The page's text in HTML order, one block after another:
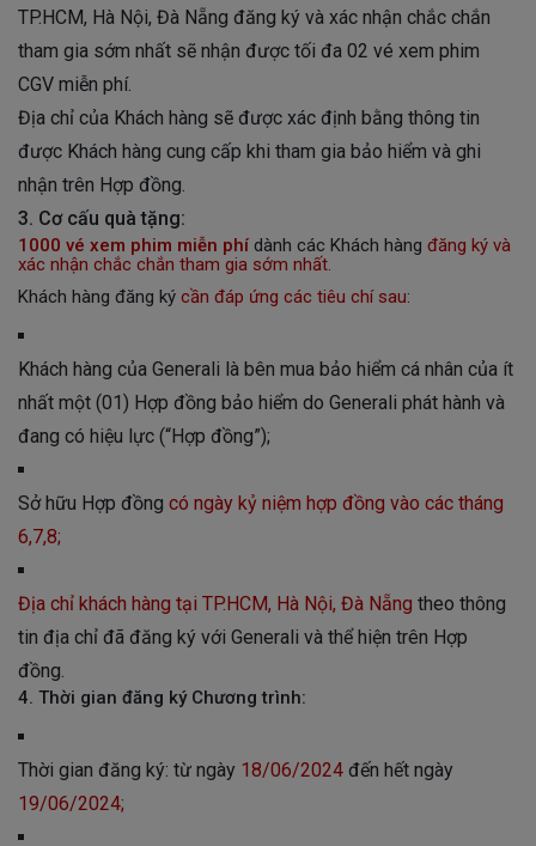
TP.HCM, Hà Nội, Đà Nẵng đăng ký và xác nhận chắc chắn
tham gia sớm nhất sẽ nhận được tối đa 02 vé xem phim
CGV miễn phí.
Địa chỉ của Khách hàng sẽ được xác định bằng thông tin
được Khách hàng cung cấp khi tham gia bảo hiểm và ghi
nhận trên Hợp đồng.
3. Cơ cấu quà tặng:
1000 vé xem phim miễn phí dành các Khách hàng đăng ký và
xác nhận chắc chắn tham gia sớm nhất.
Khách hàng đăng ký cần đáp ứng các tiêu chí sau:
Khách hàng của Generali là bên mua bảo hiểm cá nhân của ít
nhất một (01) Hợp đồng bảo hiểm do Generali phát hành và
đang có hiệu lực (“Hợp đồng”);
Sở hữu Hợp đồng có ngày kỷ niệm hợp đồng vào các tháng
6,7,8;
Địa chỉ khách hàng tại TP.HCM, Hà Nội, Đà Nẵng theo thông
tin địa chỉ đã đăng ký với Generali và thể hiện trên Hợp
đồng.
4. Thời gian đăng ký Chương trình:
Thời gian đăng ký: từ ngày 18/06/2024 đến hết ngày
19/06/2024;